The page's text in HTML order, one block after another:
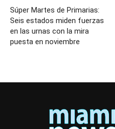
Súper Martes de Primarias:
Seis estados miden fuerzas
en las urnas con la mira
puesta en noviembre